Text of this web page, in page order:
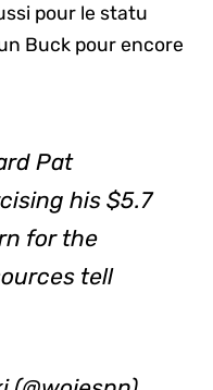
pour le statu
Buck pour encore
Pat
his $5.7
for the
tell